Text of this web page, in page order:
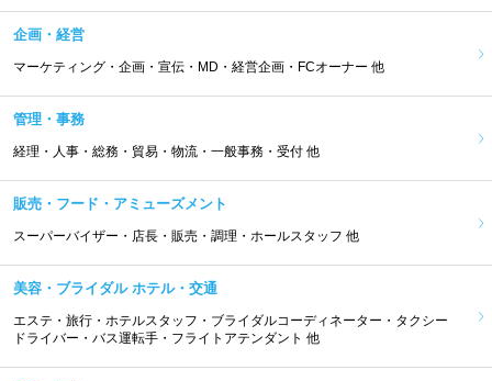
企画・経営
マーケティング・企画・宣伝・MD・経営企画・FCオーナー 他
管理・事務
経理・人事・総務・貿易・物流・一般事務・受付 他
販売・フード・アミューズメント
スーパーバイザー・店長・販売・調理・ホールスタッフ 他
美容・ブライダル ホテル・交通
エステ・旅行・ホテルスタッフ・ブライダルコーディネーター・タクシー
ドライバー・バス運転手・フライトアテンダント 他